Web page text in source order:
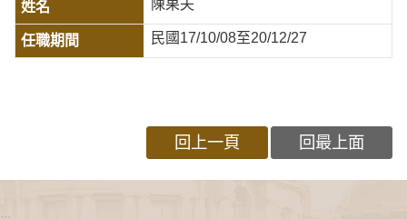
陳果夫
民國17/10/08至20/12/27
回上一頁 回最上面